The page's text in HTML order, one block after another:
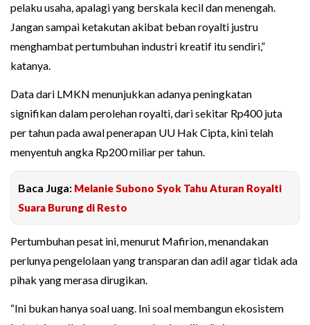
pelaku usaha, apalagi yang berskala kecil dan menengah.
Jangan sampai ketakutan akibat beban royalti justru
menghambat pertumbuhan industri kreatif itu sendiri,”
katanya.
Data dari LMKN menunjukkan adanya peningkatan
signifikan dalam perolehan royalti, dari sekitar Rp400 juta
per tahun pada awal penerapan UU Hak Cipta, kini telah
menyentuh angka Rp200 miliar per tahun.
Baca Juga: Melanie Subono Syok Tahu Aturan Royalti
Suara Burung di Resto
Pertumbuhan pesat ini, menurut Mafirion, menandakan
perlunya pengelolaan yang transparan dan adil agar tidak ada
pihak yang merasa dirugikan.
“Ini bukan hanya soal uang. Ini soal membangun ekosistem